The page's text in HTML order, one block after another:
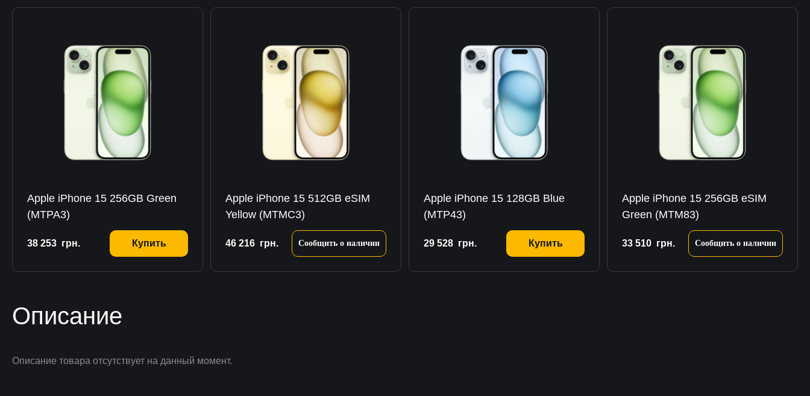
Apple iPhone 15 256GB Green
(MTPA3)
38 253 грн. Купить
Apple iPhone 15 512GB eSIM
Yellow (MTMC3)
46 216 грн. Сообщить о наличии
Apple iPhone 15 128GB Blue
(MTP43)
29 528 грн. Купить
Apple iPhone 15 256GB eSIM
Green (MTM83)
33 510 грн. Сообщить о наличии
Описание
Описание товара отсутствует на данный момент.